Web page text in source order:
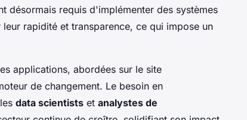
désormais requis d'implémenter des systèmes
rapidité et transparence, ce qui impose un
applications, abordées sur le site
de changement. Le besoin en
data scientists et analystes de